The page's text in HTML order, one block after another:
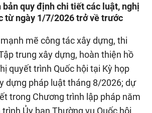
bản quy định chi tiết các luật, nghị
từ ngày 1/7/2026 trở về trước
mẽ công tác xây dựng, thi
trung xây dựng, hoàn thiện hồ
quyết trình Quốc hội tại Kỳ họp
dựng pháp luật tháng 8/2026; dự
trong Chương trình lập pháp năm
Ủy ban Thường vụ Quốc hội